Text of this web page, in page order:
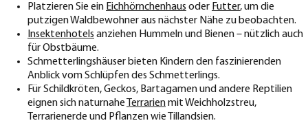
Platzieren Sie ein Eichhörnchenhaus oder Futter, um die
putzigen Waldbewohner aus nächster Nähe zu beobachten.
Insektenhotels anziehen Hummeln und Bienen – nützlich auch
für Obstbäume.
Schmetterlingshäuser bieten Kindern den faszinierenden
Anblick vom Schlüpfen des Schmetterlings.
Für Schildkröten, Geckos, Bartagamen und andere Reptilien
eignen sich naturnahe
Terrarienmit Weichholzstreu,
Terrarienerde und Pflanzen wie Tillandsien.